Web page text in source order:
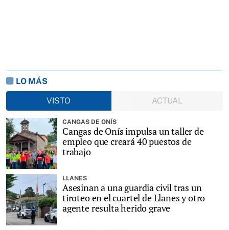
LO MÁS
VISTO
ACTUAL
CANGAS DE ONÍS
Cangas de Onís impulsa un taller de
empleo que creará 40 puestos de
trabajo
LLANES
Asesinan a una guardia civil tras un
tiroteo en el cuartel de Llanes y otro
agente resulta herido grave